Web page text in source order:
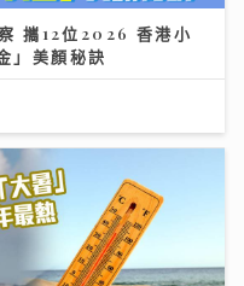
攜12位2026 香港小
」美顏秘訣